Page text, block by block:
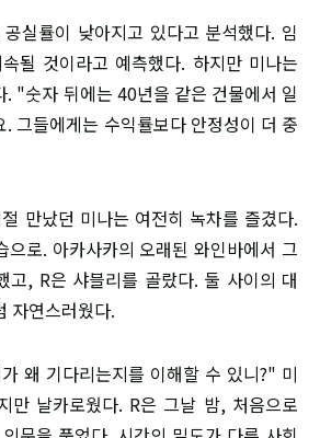
실률이 낮아지고 있다고 분석했다. 임
될 것이라고 예측했다. 하지만 미나는
. "숫자 뒤에는 40년을 같은 건물에서 일
. 그들에게는 수익률보다 안정성이 더 중
만났던 미나는 여전히 녹차를 즐겼다.
으로. 아카사카의 오래된 와인바에서 그
고, R은 샤블리를 골랐다. 둘 사이의 대
자연스러웠다.
왜 기다리는지를 이해할 수 있니?" 미
만 날카로웠다. R은 그날 밤, 처음으로